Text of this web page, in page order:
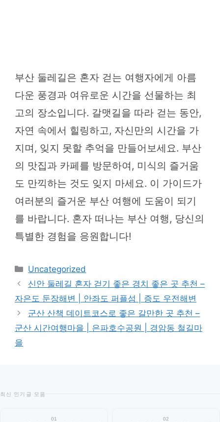
부산 둘레길은 혼자 걷는 여행자에게 아름
다운 풍경과 여유로운 시간을 선물하는 최
고의 장소입니다. 갈맷길을 따라 걷는 동안,
자연 속에서 힐링하고, 자신만의 시간을 가
지며, 잊지 못할 추억을 만들어보세요. 부산
의 맛집과 카페를 방문하여, 미식의 즐거움
도 만끽하는 것도 잊지 마세요. 이 가이드가
여러분의 즐거운 부산 여행에 도움이 되기
를 바랍니다. 혼자 떠나는 부산 여행, 당신의
특별한 경험을 응원합니다!
카
테
리
Uncategorized
신안 둘레길 혼자 걷기 좋은 경치 좋은 곳 추천 –
자은도 둔장해변 | 안좌도 퍼플섬 | 증도 우전해변
군산 산책 데이트코스로 좋은 갈만한 곳 추천 –
군산 시간여행마을 | 은파호수공원 | 경암동 철길마
을
최신 인기글 모음
01 02